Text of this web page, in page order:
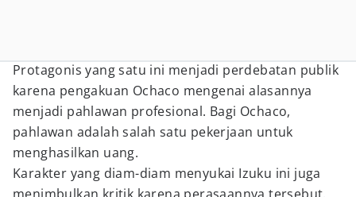
Protagonis yang satu ini menjadi perdebatan publik
karena pengakuan Ochaco mengenai alasannya
menjadi pahlawan profesional. Bagi Ochaco,
pahlawan adalah salah satu pekerjaan untuk
menghasilkan uang.
Karakter yang diam-diam menyukai Izuku ini juga